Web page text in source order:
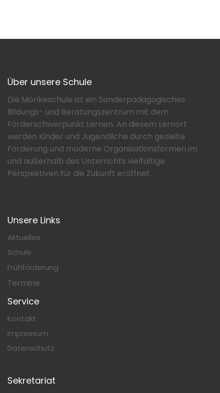
Über unsere Schule
Die Mörikeschule ist ein Sonderpädagogisches
Bildungs- und Beratungszentrum mit dem
Förderschwerpunkt Lernen. An diesem Lernort
werden Kinder und Jugendliche durch gezielte
Förderung und moderne Organisationsformen im
und außerhalb des Unterrichts vielfältige
Perspektiven für die Zukunft eröffnet.
Unsere Links
Aktuelles
Schule
Frühförderung
Termine
Service
Kontakt
Impressum
Datenschutz
Sekretariat